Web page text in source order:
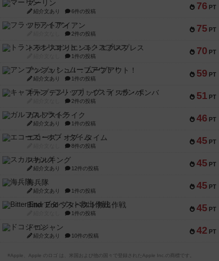
76 PT
マーリン
紹介文あり 6件の投稿
75 PT
フラットアイアン
2件の投稿
70 PT
トランスオリエント・エクスプレス
1件の投稿
59 PT
アンブッシュ！：ムーブアウト！
紹介文あり 1件の投稿
51 PT
キャプテン・フリップ：イスラ・ボンバ
2件の投稿
46 PT
ガルフストライク
紹介文あり 1件の投稿
45 PT
エコーズ・オブ・タイム
8件の投稿
45 PT
スカルキング
紹介文あり 12件の投稿
45 PT
海兵隊
紹介文あり 1件の投稿
45 PT
Bitter End ブタペスト救出作戦
1件の投稿
42 PT
ドコジャン
紹介文あり 10件の投稿
※Apple、Apple のロゴ は、米国および他の国々で登録されたApple Inc.の商標です。